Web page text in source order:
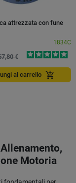
attrezzata con fune
1834C
€
al carrello add_shopping_cart
Motoria